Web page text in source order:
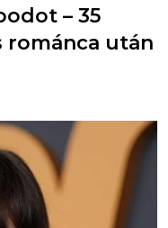
– 35
románca után